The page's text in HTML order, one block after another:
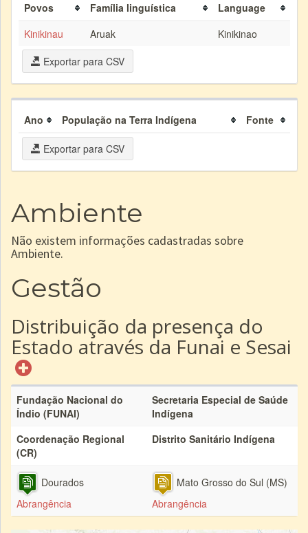
Povos Família linguística
Language
Kinikinau
Aruak
Kinikinao
Exportar para CSV
Ano População na Terra Indígena Fonte
Exportar para CSV
Ambiente
Não existem informações cadastradas sobre
Ambiente.
Gestão
Distribuição da presença do
Estado através da Funai e Sesai
Fundação Nacional do
Índio (FUNAI)
Secretaria Especial de Saúde
Indígena
Coordenação Regional
(CR)
Distrito Sanitário Indígena
Dourados
Abrangência
Mato Grosso do Sul (MS)
Abrangência